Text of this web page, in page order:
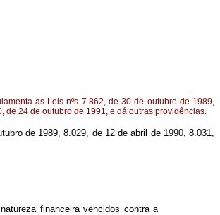
as Leis nºs 7.862, de 30 de outubro de 1989,
de 24 de outubro de 1991, e dá outras providências.
de 1989, 8.029, de 12 de abril de 1990, 8.031,
financeira vencidos contra a